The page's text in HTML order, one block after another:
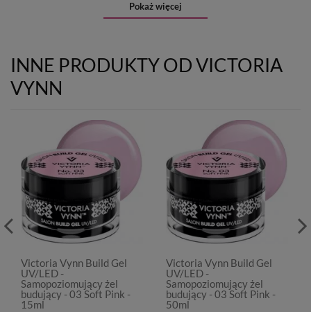
Pokaż więcej
INNE PRODUKTY OD VICTORIA
VYNN
Victoria Vynn Build Gel
UV/LED -
Samopoziomujący żel
budujący - 03 Soft Pink -
15ml
Victoria Vynn Build Gel
UV/LED -
Samopoziomujący żel
budujący - 03 Soft Pink -
50ml